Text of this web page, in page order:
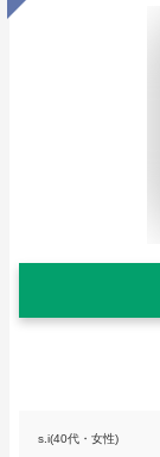
s.i(40代・女性)